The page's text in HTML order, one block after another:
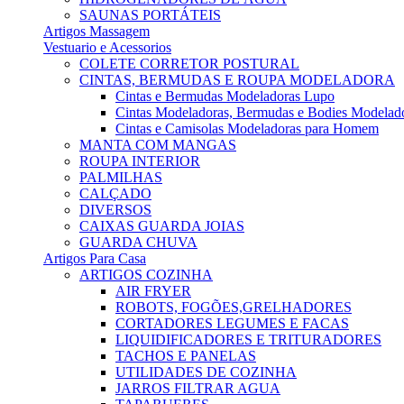
SAUNAS PORTÁTEIS
Artigos Massagem
Vestuario e Acessorios
COLETE CORRETOR POSTURAL
CINTAS, BERMUDAS E ROUPA MODELADORA
Cintas e Bermudas Modeladoras Lupo
Cintas Modeladoras, Bermudas e Bodies
Cintas e Camisolas Modeladoras para Homem
MANTA COM MANGAS
ROUPA INTERIOR
PALMILHAS
CALÇADO
DIVERSOS
CAIXAS GUARDA JOIAS
GUARDA CHUVA
Artigos Para Casa
ARTIGOS COZINHA
AIR FRYER
ROBOTS, FOGÕES,GRELHADORES
CORTADORES LEGUMES E FACAS
LIQUIDIFICADORES E TRITURADORES
TACHOS E PANELAS
UTILIDADES DE COZINHA
JARROS FILTRAR AGUA